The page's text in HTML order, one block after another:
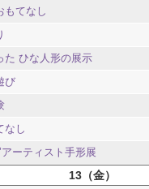
もてなし
た ひな人形の展示
び
なし
ーティスト手形展
13 金